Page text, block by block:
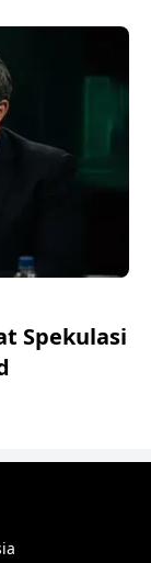
Spekulasi